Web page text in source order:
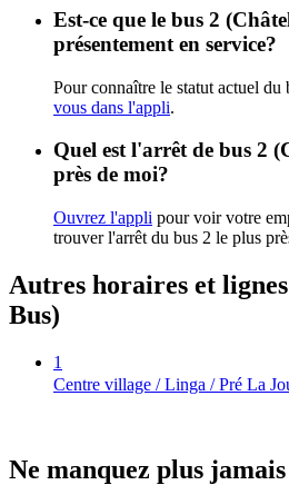
Est-ce que le bus 2
présentement en service?
Pour connaître le statut actuel du
vous dans l'appli.
Quel est l'arrêt de bus 2
près de moi?
Ouvrez l'appli pour voir votre
trouver l'arrêt du bus 2 le plus
Autres horaires et
Bus)
1
Centre village / Linga / Pré La
Ne manquez plus